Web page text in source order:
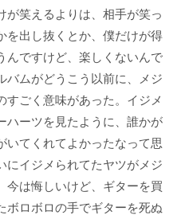
が笑えるよりは、相手が笑っ
を出し抜くとか、僕だけが得
んですけど、楽しくないんで
バムがどうこう以前に、メジ
すごく意味があった。イジメ
ハーツを見たように、誰かが
いてくれてよかったなって思
イジメられてたヤツがメジ
今は悔しいけど、ギターを買
ボロボロの手でギターを死ぬ